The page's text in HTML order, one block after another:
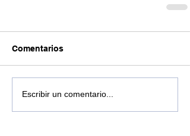
Comentarios
Escribir un comentario...